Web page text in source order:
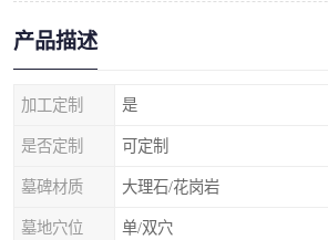
产品描述
加工定制 是
是否定制 可定制
墓碑材质 大理石/花岗岩
墓地穴位 单/双穴